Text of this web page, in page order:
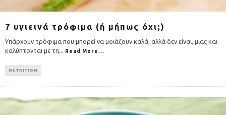
7 υγιεινά τρόφιμα (ή μήπως όχι;)
Υπάρχουν τρόφιμα που μπορεί να μοιάζουν καλά, αλλά δεν είναι, μιας και
καλύπτονται με τη... Read More...
NUTRITION